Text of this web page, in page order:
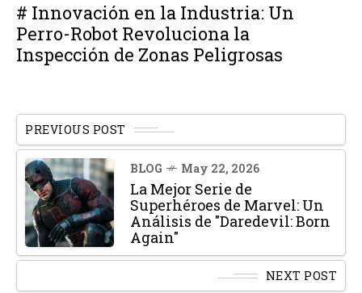
# Innovación en la Industria: Un
Perro-Robot Revoluciona la
Inspección de Zonas Peligrosas
PREVIOUS POST
BLOG May 22, 2026
La Mejor Serie de
Superhéroes de Marvel: Un
Análisis de "Daredevil: Born
Again"
NEXT POST